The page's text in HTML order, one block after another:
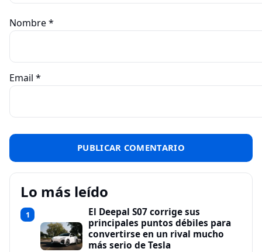
Nombre*
Email *
Lo más leído
1
El Deepal S07 corrige sus
principales puntos débiles para
convertirse en un rival mucho
más serio de Tesla